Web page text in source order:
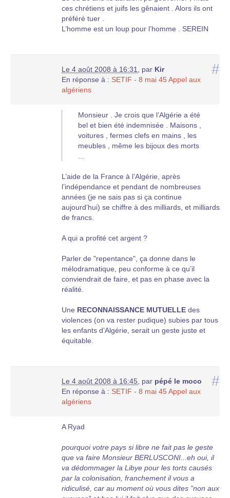
ces chrétiens et juifs les gênaient . Alors ils ont
préféré tuer .
L’homme est un loup pour l’homme . SEREIN
#
Le 4 août 2008 à 16:31 par Kir
En réponse à : SETIF - 8 mai 45 Appel aux
algériens
Monsieur . Je crois que l’Algérie a été
bel et bien été indemnisée . Maisons ,
voitures , fermes clefs en mains , les
meubles , même les bijoux des morts
L’aide de la France à l’Algérie, après
l’indépendance et pendant de nombreuses
années (je ne sais pas si ça continue
aujourd’hui) se chiffre à des milliards, et milliards
de francs.
A qui a profité cet argent ?
Parler de "repentance", ça donne dans le
mélodramatique, peu conforme à ce qu’il
conviendrait de faire, et pas en phase avec la
réalité.
Une RECONNAISSANCE MUTUELLE des
violences (on va rester pudique) subies par tous
les enfants d’Algérie, serait un geste juste et
équitable.
#
Le 4 août 2008 à 16:45 par pépé le moco
En réponse à : SETIF - 8 mai 45 Appel aux
algériens
A Ryad
pourquoi votre pays si libre ne fait pas le geste
que va faire Monsieur BERLUSCONI...eh oui, il
va dédommager la Libye pour les torts causés
par la colonisation, franchement il vous a
ridiculisé, car au moment où vous dites "non aux